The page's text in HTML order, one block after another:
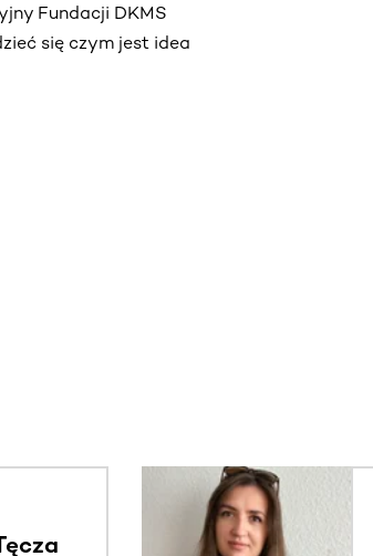
Fundacji DKMS
się czym jest idea
lub przesuń palcem, aby zobaczyć